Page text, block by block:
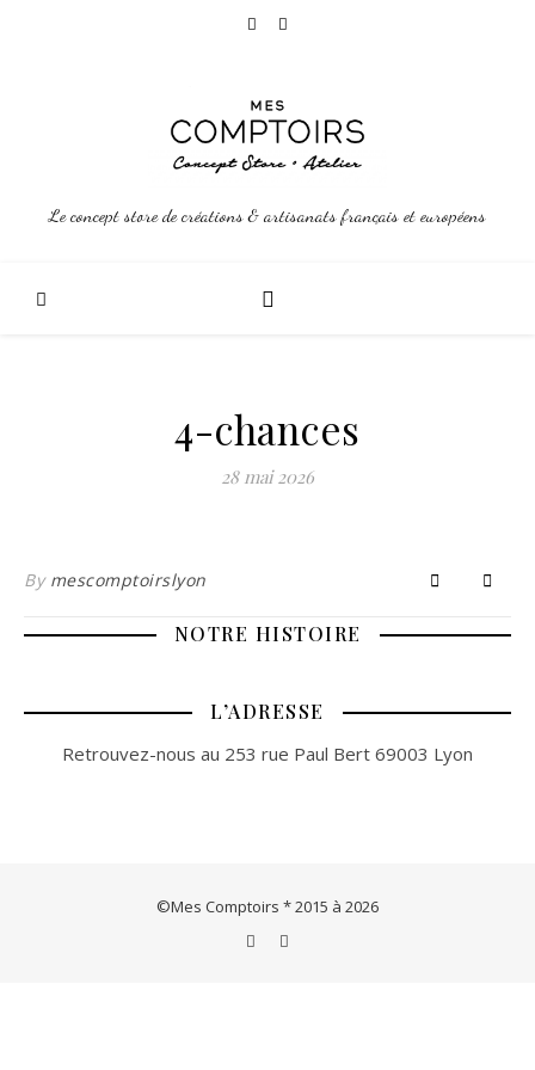
Le concept store de créations & artisanats français et européens
4-chances
28 mai 2026
By mescomptoirslyon
NOTRE HISTOIRE
L’ADRESSE
Retrouvez-nous au 253 rue Paul Bert 69003 Lyon
©Mes Comptoirs * 2015 à 2026